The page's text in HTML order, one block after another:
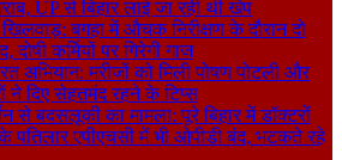
UP से बिहार लाई जा रही थी खेप
बगहा में औचक निरीक्षण के दौरान दो
कर्मियों पर गिरेगी गाज
अभियान: मरीजों को मिली पोषण पोटली और
ने दिए सेहतमंद रहने के टिप्स
से बदसलूकी का मामला: पूरे बिहार में डॉक्टरों
पतिलार एपीएचसी में भी ओपीडी बंद, भटकते रहे